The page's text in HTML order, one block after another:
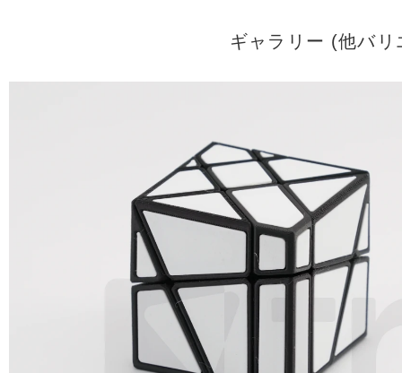
ギャラリー (他バ